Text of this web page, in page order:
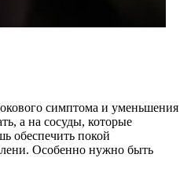
симптома и уменьшения
а на сосуды, которые
обеспечить покой
Особенно нужно быть